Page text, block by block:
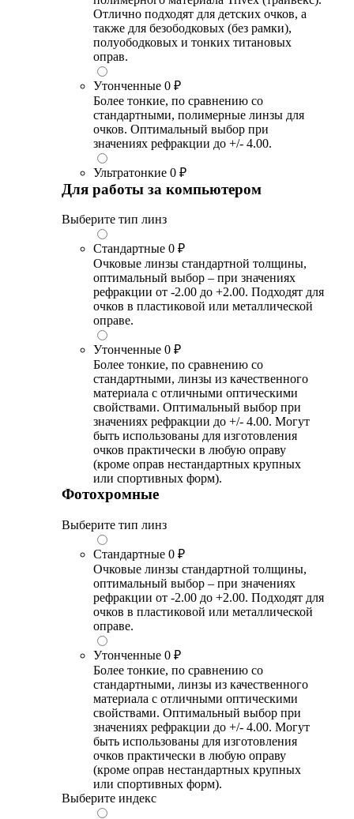
Отлично подходят для детских очков, а
также для безободковых (без рамки),
полуободковых и тонких титановых
оправ.
Утонченные 0 ₽
Более тонкие, по сравнению со
стандартными, полимерные линзы для
очков. Оптимальный выбор при
значениях рефракции до +/- 4.00.
Ультратонкие 0 ₽
Для работы за компьютером
Выберите тип линз
Стандартные 0 ₽
Очковые линзы стандартной толщины,
оптимальный выбор – при значениях
рефракции от -2.00 до +2.00. Подходят для
очков в пластиковой или металлической
оправе.
Утонченные 0 ₽
Более тонкие, по сравнению со
стандартными, линзы из качественного
материала с отличными оптическими
свойствами. Оптимальный выбор при
значениях рефракции до +/- 4.00. Могут
быть использованы для изготовления
очков практически в любую оправу
(кроме оправ нестандартных крупных
или спортивных форм).
Фотохромные
Выберите тип линз
Стандартные 0 ₽
Очковые линзы стандартной толщины,
оптимальный выбор – при значениях
рефракции от -2.00 до +2.00. Подходят для
очков в пластиковой или металлической
оправе.
Утонченные 0 ₽
Более тонкие, по сравнению со
стандартными, линзы из качественного
материала с отличными оптическими
свойствами. Оптимальный выбор при
значениях рефракции до +/- 4.00. Могут
быть использованы для изготовления
очков практически в любую оправу
(кроме оправ нестандартных крупных
или спортивных форм).
Выберите индекс